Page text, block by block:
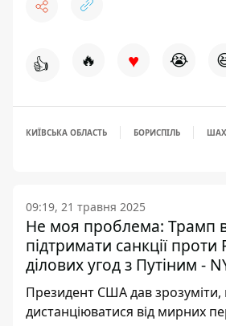
👍 🔥 ♥ 😭
КИЇВСЬКА ОБЛАСТЬ БОРИСПІЛЬ
09:19, 21 травня 2025
Не моя проблема: Трамп
підтримати санкції
ділових угод з Путіним -
Президент США дав
дистанціюватися від мирних